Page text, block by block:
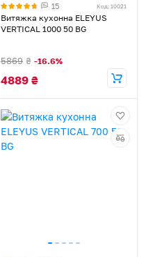
15 Код: 10021
Витяжка кухонна ELEYUS
VERTICAL 1000 50 BG
5869 ₴ -16.6%
4889 ₴